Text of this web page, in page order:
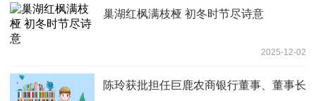
巢湖红枫满枝桠 初冬时节尽诗意
2025-12-02
陈玲获批担任巨鹿农商银行董事、董事长